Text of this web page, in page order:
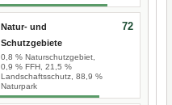
Natur- und
Schutzgebiete
0,8 % Naturschutzgebiet,
0,9 % FFH, 21,5 %
Landschaftsschutz, 88,9 %
Naturpark
72